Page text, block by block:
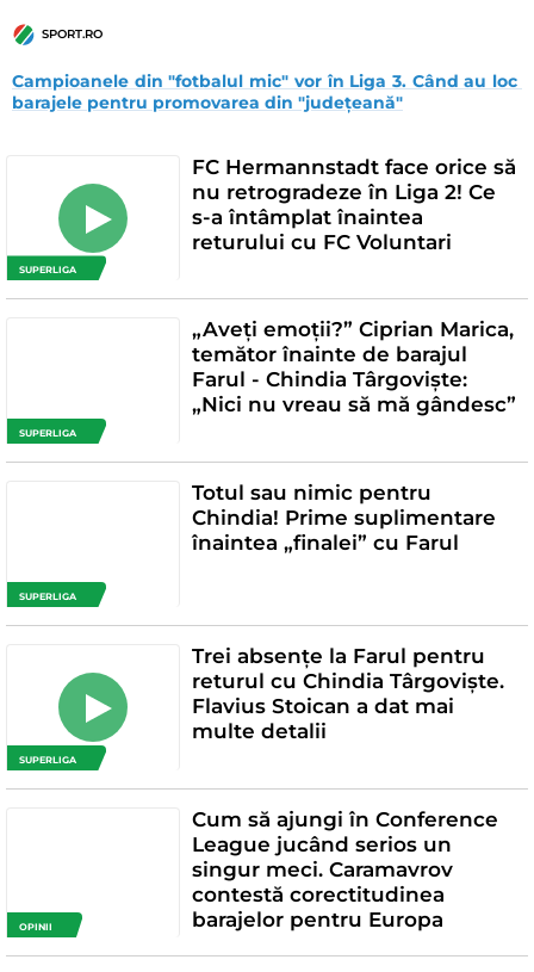
SPORT.RO
Campioanele din "fotbalul mic" vor în Liga 3. Când au loc
barajele pentru promovarea din "județeană"
SUPERLIGA
FC Hermannstadt face orice să
nu retrogradeze în Liga 2! Ce
s-a întâmplat înaintea
returului cu FC Voluntari
SUPERLIGA
„Aveți emoții?” Ciprian Marica,
temător înainte de barajul
Farul - Chindia Târgoviște:
„Nici nu vreau să mă gândesc”
SUPERLIGA
Totul sau nimic pentru
Chindia! Prime suplimentare
înaintea „finalei” cu Farul
SUPERLIGA
Trei absențe la Farul pentru
returul cu Chindia Târgoviște.
Flavius Stoican a dat mai
multe detalii
OPINII
Cum să ajungi în Conference
League jucând serios un
singur meci. Caramavrov
contestă corectitudinea
barajelor pentru Europa